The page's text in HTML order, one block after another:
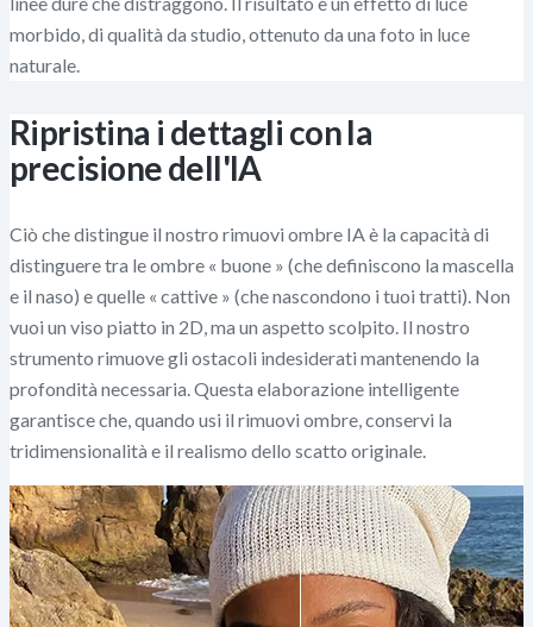
morbido, di qualità da studio, ottenuto da una foto in luce
naturale.
Ripristina i dettagli con la
precisione dell'IA
Ciò che distingue il nostro rimuovi ombre IA è la capacità di
distinguere tra le ombre « buone » (che definiscono la mascella
e il naso) e quelle « cattive » (che nascondono i tuoi tratti). Non
vuoi un viso piatto in 2D, ma un aspetto scolpito. Il nostro
strumento rimuove gli ostacoli indesiderati mantenendo la
profondità necessaria. Questa elaborazione intelligente
garantisce che, quando usi il rimuovi ombre, conservi la
tridimensionalità e il realismo dello scatto originale.